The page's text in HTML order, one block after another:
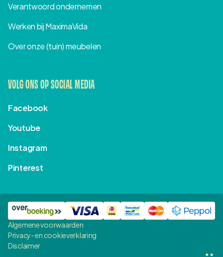
Verantwoord ondernemen
Werken bij MaximaVida
Over onze (tuin) meubelen
VOLG ONS OP SOCIAL MEDIA
Facebook
Youtube
Instagram
Pinterest
Algemene voorwaarden
Privacy- en cookieverklaring
Disclaimer